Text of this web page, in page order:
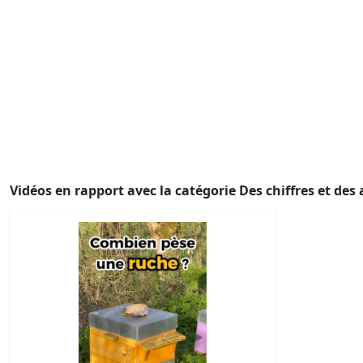
Vidéos en rapport avec la catégorie Des chiffres et des